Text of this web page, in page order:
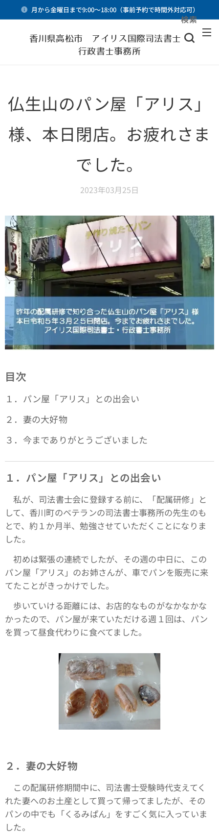
月から金曜日まで9:00～18:00（事前予約で時間外対応可）
香川県高松市 アイリス国際司法書士・
行政書士事務所
検索
仏生山のパン屋「アリス」
様、本日閉店。お疲れさま
でした。
2023年03月25日
目次
１．パン屋「アリス」との出会い
２．妻の大好物
３．今までありがとうございました
１．パン屋「アリス」との出会い
私が、司法書士会に登録する前に、「配属研修」と
して、香川町のベテランの司法書士事務所の先生のも
とで、約１か月半、勉強させていただくことになりま
した。
初めは緊張の連続でしたが、その週の中日に、この
パン屋「アリス」のお姉さんが、車でパンを販売に来
てたことがきっかけでした。
歩いていける距離には、お店的なものがなかなかな
かったので、パン屋が来ていただける週１回は、パン
を買って昼食代わりに食べてました。
２．妻の大好物
この配属研修期間中に、司法書士受験時代支えてく
れた妻へのお土産として買って帰ってましたが、その
パンの中でも「くるみぱん」をすごく気に入っていま
した。